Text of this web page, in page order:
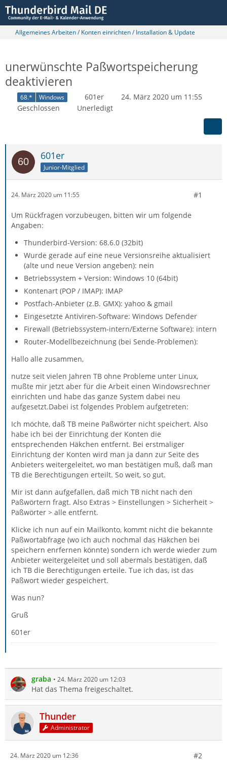
Allgemeines Arbeiten / Konten einrichten / Installation & Update
unerwünschte Paßwortspeicherung
deaktivieren
68.* Windows 601er
24. März 2020 um 11:55
Geschlossen
Unerledigt
601er
Junior-Mitglied
24. März 2020 um 11:55 #1
Um Rückfragen vorzubeugen, bitten wir um folgende
Angaben:
Thunderbird-Version: 68.6.0 (32bit)
Wurde gerade auf eine neue Versionsreihe aktualisiert
(alte und neue Version angeben): nein
Betriebssystem + Version: Windows 10 (64bit)
Kontenart (POP / IMAP): IMAP
Postfach-Anbieter (z.B. GMX): yahoo & gmail
Eingesetzte Antiviren-Software: Windows Defender
Firewall (Betriebssystem-intern/Externe Software): intern
Router-Modellbezeichnung (bei Sende-Problemen):
Hallo alle zusammen,
nutze seit vielen Jahren TB ohne Probleme unter Linux,
mußte mir jetzt aber für die Arbeit einen Windowsrechner
einrichten und habe das ganze System dabei neu
aufgesetzt.Dabei ist folgendes Problem aufgetreten:
Ich möchte, daß TB meine Paßwörter nicht speichert. Also
habe ich bei der Einrichtung der Konten die
entsprechenden Häkchen entfernt. Bei erstmaliger
Einrichtung der Konten wird man ja dann zur Seite des
Anbieters weitergeleitet, wo man bestätigen muß, daß man
TB die Berechtigungen erteilt. So weit, so gut.
Mir ist dann aufgefallen, daß mich TB nicht nach den
Paßwörtern fragt. Also Extras > Einstellungen > Sicherheit >
Paßwörter > alle entfernt.
Klicke ich nun auf ein Mailkonto, kommt nicht die bekannte
Paßwortabfrage (wo ich auch nochmal das Häkchen bei
speichern enrfernen könnte) sondern ich werde wieder zum
Anbieter weitergeleitet und soll abermals bestätigen, daß
ich TB die Berechtigungen erteile. Tue ich das, ist das
Paßwort wieder gespeichert.
Was nun?
Gruß
601er
graba 24. März 2020 um 12:03
Hat das Thema freigeschaltet.
Thunder
Administrator
24. März 2020 um 12:36 #2